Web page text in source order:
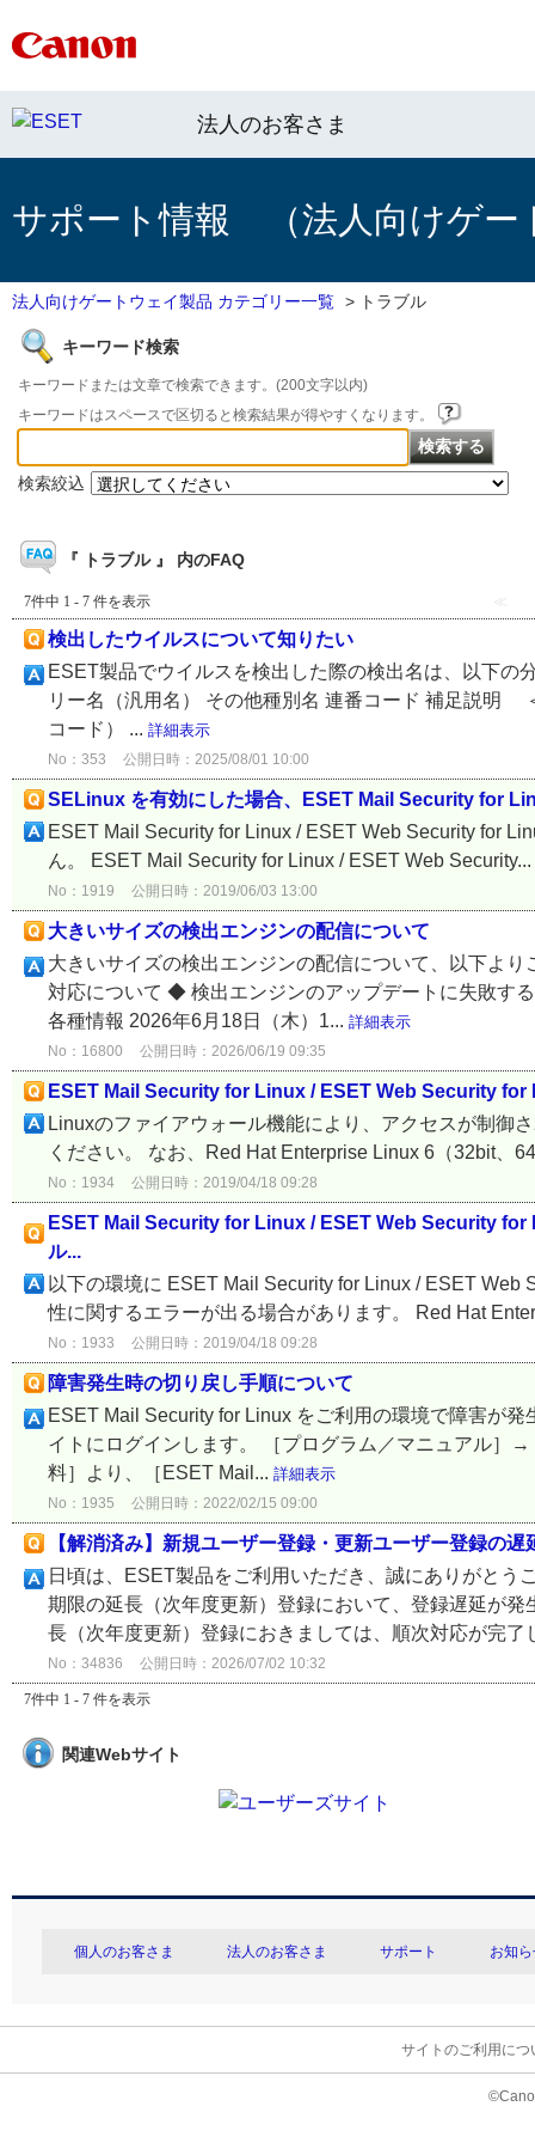
法人のお客さま
サポート情報 （法人向けゲー
法人向けゲートウェイ製品 カテゴリー一覧 > トラブル
キーワード検索
キーワードまたは文章で検索できます。(200文字以内)
キーワードはスペースで区切ると検索結果が得やすくなります。
検索絞込
『 トラブル 』 内のFAQ
7件中 1 - 7 件を表示 ≪
検出したウイルスについて知りたい
ESET製品でウイルスを検出した際の検出名は、以下の
リー名（汎用名） その他種別名 連番コード 補足説明
コード） ... 詳細表示
No：353 公開日時：2025/08/01 10:00
SELinux を有効にした場合、ESET Mail Security for
ESET Mail Security for Linux / ESET Web Security for
ん。 ESET Mail Security for Linux / ESET Web Security...
No：1919 公開日時：2019/06/03 13:00
大きいサイズの検出エンジンの配信について
大きいサイズの検出エンジンの配信について、以下よ
対応について ◆ 検出エンジンのアップデートに失敗す
各種情報 2026年6月18日（木）1... 詳細表示
No：16800 公開日時：2026/06/19 09:35
ESET Mail Security for Linux / ESET Web Security for
Linuxのファイアウォール機能により、アクセスが制御
ください。 なお、Red Hat Enterprise Linux 6（32bit、
No：1934 公開日時：2019/04/18 09:28
ESET Mail Security for Linux / ESET Web Security for
ル...
以下の環境に ESET Mail Security for Linux / ESET
性に関するエラーが出る場合があります。 Red Hat
No：1933 公開日時：2019/04/18 09:28
障害発生時の切り戻し手順について
ESET Mail Security for Linux をご利用の環境で障害が
イトにログインします。 ［プログラム／マニュアル］
料］より、［ESET Mail... 詳細表示
No：1935 公開日時：2022/02/15 09:00
【解消済み】新規ユーザー登録・更新ユーザー登録の遅
日頃は、ESET製品をご利用いただき、誠にありがと
期限の延長（次年度更新）登録において、登録遅延が
長（次年度更新）登録におきましては、順次対応が完了
No：34836 公開日時：2026/07/02 10:32
7件中 1 - 7 件を表示
関連Webサイト
個人のお客さま 法人のお客さま サポート お知
サイトのご利用につ